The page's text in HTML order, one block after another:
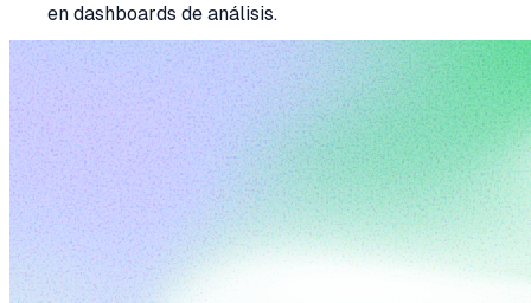
en dashboards de análisis.